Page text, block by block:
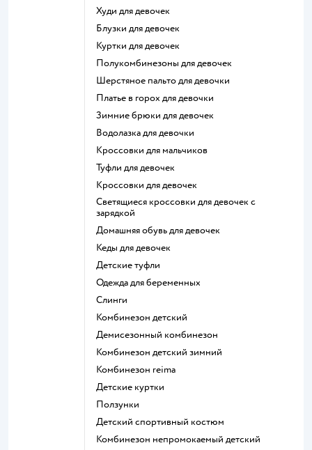
Худи для девочек
Блузки для девочек
Куртки для девочек
Полукомбинезоны для девочек
Шерстяное пальто для девочки
Платье в горох для девочки
Зимние брюки для девочек
Водолазка для девочки
Кроссовки для мальчиков
Туфли для девочек
Кроссовки для девочек
Светящиеся кроссовки для девочек с
зарядкой
Домашняя обувь для девочек
Кеды для девочек
Детские туфли
Одежда для беременных
Слинги
Комбинезон детский
Демисезонный комбинезон
Комбинезон детский зимний
Комбинезон reima
Детские куртки
Ползунки
Детский спортивный костюм
Комбинезон непромокаемый детский